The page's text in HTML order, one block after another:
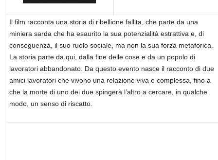
Il film racconta una storia di ribellione fallita, che parte da una
miniera sarda che ha esaurito la sua potenzialità estrattiva e, di
conseguenza, il suo ruolo sociale, ma non la sua forza metaforica.
La storia parte da qui, dalla fine delle cose e da un popolo di
lavoratori abbandonato. Da questo evento nasce il racconto di due
amici lavoratori che vivono una relazione viva e complessa, fino a
che la morte di uno dei due spingerà l’altro a cercare, in qualche
modo, un senso di riscatto.